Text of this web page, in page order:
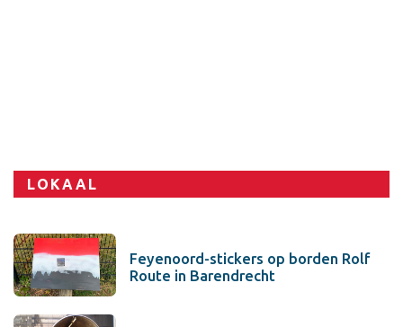
LOKAAL
Feyenoord-stickers op borden Rolf
Route in Barendrecht